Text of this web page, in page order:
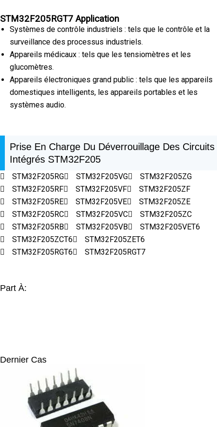
STM32F205RGT7 Application
Systèmes de contrôle industriels : tels que le contrôle et la
surveillance des processus industriels.
Appareils médicaux : tels que les tensiomètres et les
glucomètres.
Appareils électroniques grand public : tels que les appareils
domestiques intelligents, les appareils portables et les
systèmes audio.
Prise En Charge Du Déverrouillage Des Circuits
Intégrés STM32F205
STM32F205RG STM32F205VG
STM32F205ZG
STM32F205RF
STM32F205VF
STM32F205ZF
STM32F205RE
STM32F205VE
STM32F205ZE
STM32F205RC
STM32F205VC
STM32F205ZC
STM32F205RB
STM32F205VB
STM32F205VET6
STM32F205ZCT6
STM32F205ZET6
STM32F205RGT6
STM32F205RGT7
Part À:
Dernier Cas